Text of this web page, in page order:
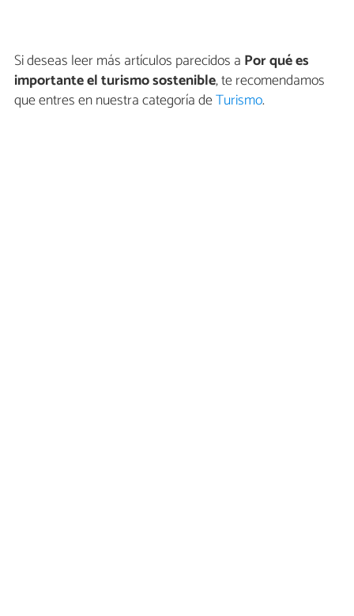
Si deseas leer más artículos parecidos a Por qué es
importante el turismo sostenible, te recomendamos
que entres en nuestra categoría deTurismo.